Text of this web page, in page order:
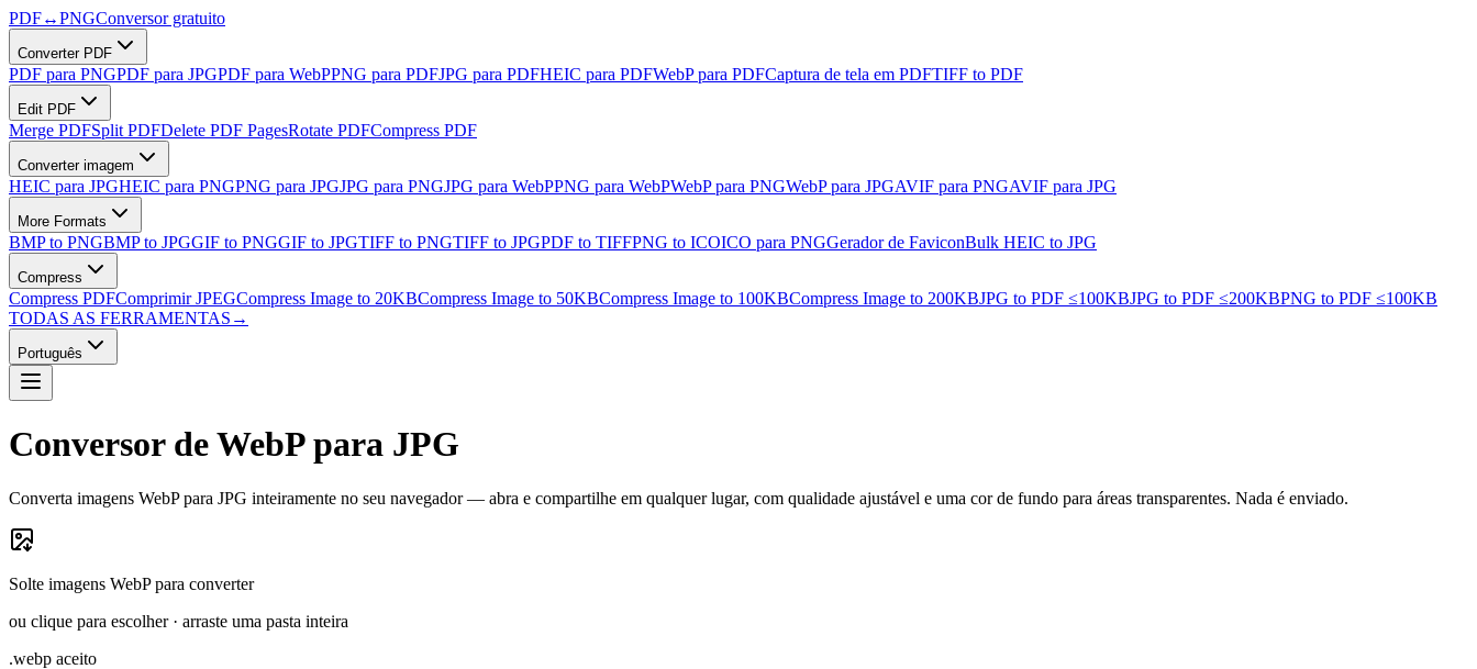
PDF↔PNGConversor gratuito
Converter PDF
PDF para PNGPDF para JPGPDF para WebPPNG para PDFJPG para PDFHEIC para PDFWebP para PDFCaptura de tela em PDFTIFF to PDF
Edit PDF
Merge PDFSplit PDFDelete PDF PagesRotate PDFCompress PDF
Converter imagem
HEIC para JPGHEIC para PNGPNG para JPGJPG para PNGJPG para WebPPNG para WebPWebP para PNGWebP para JPGAVIF para PNGAVIF para JPG
More Formats
BMP to PNGBMP to JPGGIF to PNGGIF to JPGTIFF to PNGTIFF to JPGPDF to TIFFPNG to ICOICO para PNGGerador de FaviconBulk HEIC to JPG
Compress
Compress PDFComprimir JPEGCompress Image to 20KBCompress Image to 50KBCompress Image to 100KBCompress Image to 200KBJPG to PDF ≤100KBJPG to PDF ≤200KBPNG to PDF ≤100KB
TODAS AS FERRAMENTAS →
Português
Conversor de WebP para JPG
Converta imagens WebP para JPG inteiramente no seu navegador — abra e compartilhe em qualquer lugar, com qualidade ajustável e uma cor de fundo para áreas transparentes. Nada é enviado.
Solte imagens WebP para converter
ou clique para escolher · arraste uma pasta inteira
.webp aceito